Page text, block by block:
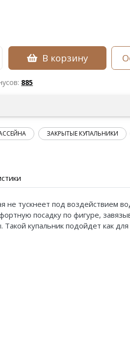
В корзину
885
ЗАКРЫТЫЕ КУПАЛЬНИКИ
не тускнеет под воздействием
посадку по фигуре, з
купальник подойдет как